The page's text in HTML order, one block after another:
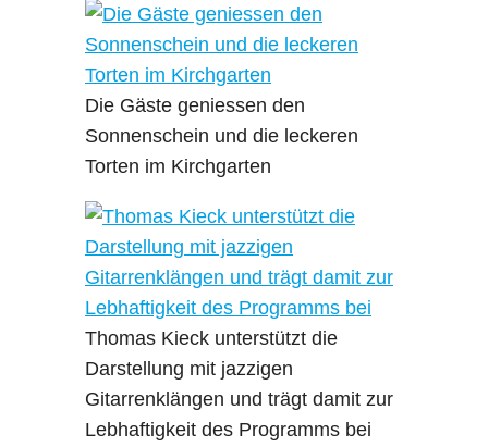
Die Gäste geniessen den
Sonnenschein und die leckeren
Torten im Kirchgarten
Thomas Kieck unterstützt die
Darstellung mit jazzigen
Gitarrenklängen und trägt damit zur
Lebhaftigkeit des Programms bei